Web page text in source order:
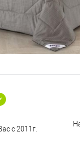
с 2011г.